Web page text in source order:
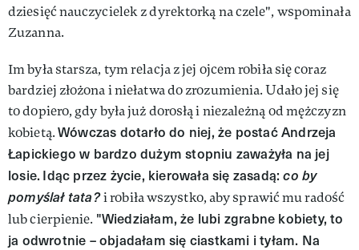
dziesięć nauczycielek z dyrektorką na czele", wspominała
Zuzanna.
Im była starsza, tym relacja z jej ojcem robiła się coraz
bardziej złożona i niełatwa do zrozumienia. Udało jej się
to dopiero, gdy była już dorosłą i niezależną od mężczyzn
kobietą.Wówczas dotarło do niej, że postać Andrzeja
Łapickiego w bardzo dużym stopniu zaważyła na jej
losie. Idąc przez życie, kierowała się zasadą:co by
pomyślał tata? i robiła wszystko, aby sprawić mu radość
lub cierpienie. "Wiedziałam, że lubi zgrabne kobiety, to
ja odwrotnie – objadałam się ciastkami i tyłam. Na